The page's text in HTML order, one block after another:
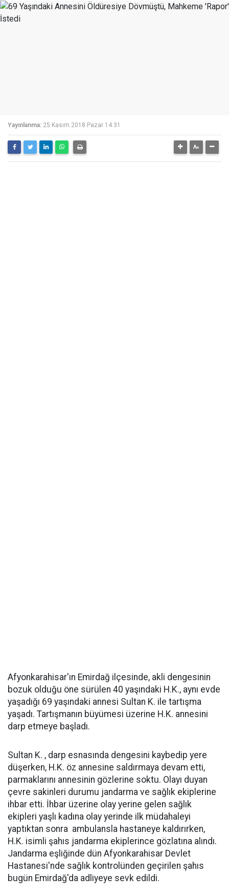
Yayınlanma: 25 Kasım 2018 Pazar 14:31
Afyonkarahisar'ın Emirdağ ilçesinde, akli dengesinin
bozuk olduğu öne sürülen 40 yaşındaki H.K., aynı evde
yaşadığı 69 yaşındaki annesi Sultan K. ile tartışma
yaşadı. Tartışmanın büyümesi üzerine H.K. annesini
darp etmeye başladı.
Sultan K. , darp esnasında dengesini kaybedip yere
düşerken, H.K. öz annesine saldırmaya devam etti,
parmaklarını annesinin gözlerine soktu. Olayı duyan
çevre sakinleri durumu jandarma ve sağlık ekiplerine
ihbar etti. İhbar üzerine olay yerine gelen sağlık
ekipleri yaşlı kadına olay yerinde ilk müdahaleyi
yaptıktan sonra ambulansla hastaneye kaldırırken,
H.K. isimli şahıs jandarma ekiplerince gözlatına alındı.
Jandarma eşliğinde dün Afyonkarahisar Devlet
Hastanesi'nde sağlık kontrolünden geçirilen şahıs
bugün Emirdağ'da adliyeye sevk edildi.